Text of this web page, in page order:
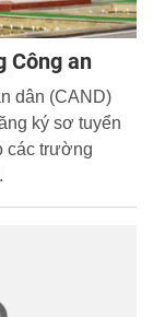
Công an
dân (CAND)
ký sơ tuyển
các trường